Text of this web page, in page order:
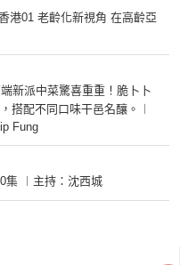
港01 老齡化新視角 在高齡亞
新派中菜驚喜重重！脆卜卜
搭配不同口味干邑名釀。︱
Fung
集 ︱主持：沈西城